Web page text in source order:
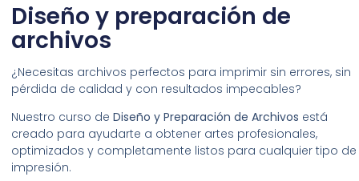
Diseño y preparación de
archivos
¿Necesitas archivos perfectos para imprimir sin errores, sin
pérdida de calidad y con resultados impecables?
Nuestro curso de Diseño y Preparación de Archivos está
creado para ayudarte a obtener artes profesionales,
optimizados y completamente listos para cualquier tipo de
impresión.